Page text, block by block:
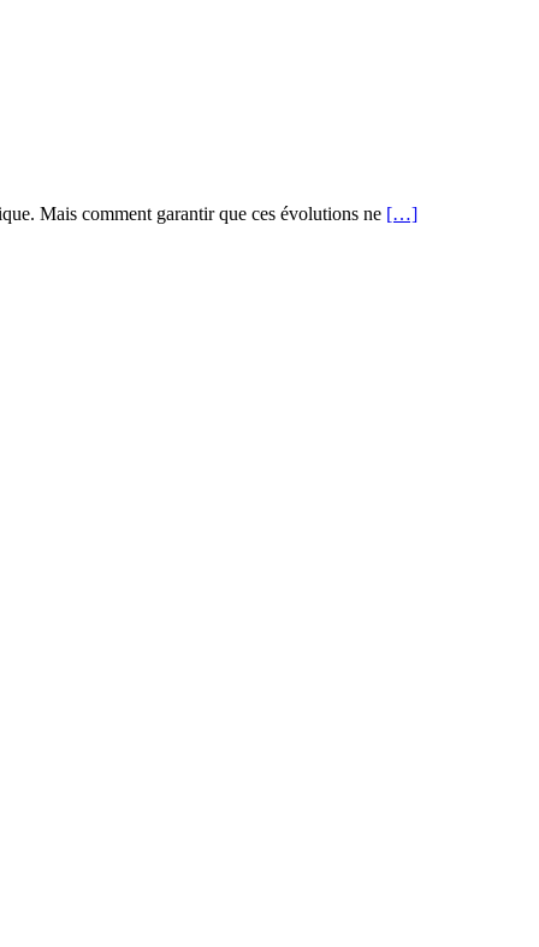
Mais comment garantir que ces évolutions ne […]